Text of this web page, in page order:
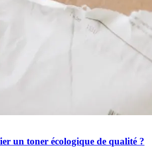
un toner écologique de qualité ?